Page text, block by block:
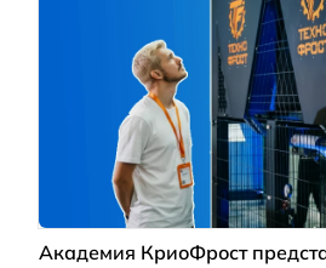
Академия КриоФрост